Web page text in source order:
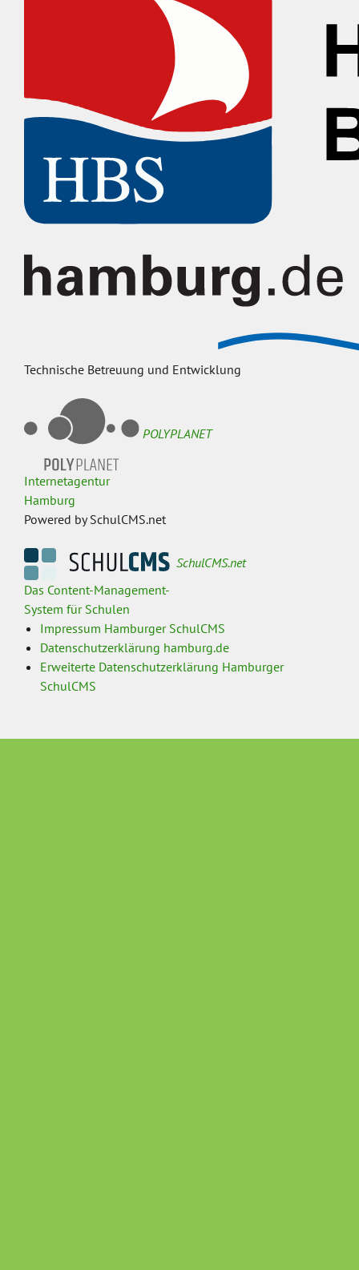
Technische Betreuung und Entwicklung
POLYPLANET
Internetagentur
Hamburg
Powered by SchulCMS.net
SchulCMS.net
Das Content-Management-
System für Schulen
Impressum Hamburger SchulCMS
Datenschutzerklärung hamburg.de
Erweiterte Datenschutzerklärung Hamburger
SchulCMS